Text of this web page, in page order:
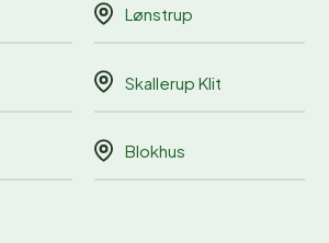
Lønstrup
Skallerup Klit
Blokhus